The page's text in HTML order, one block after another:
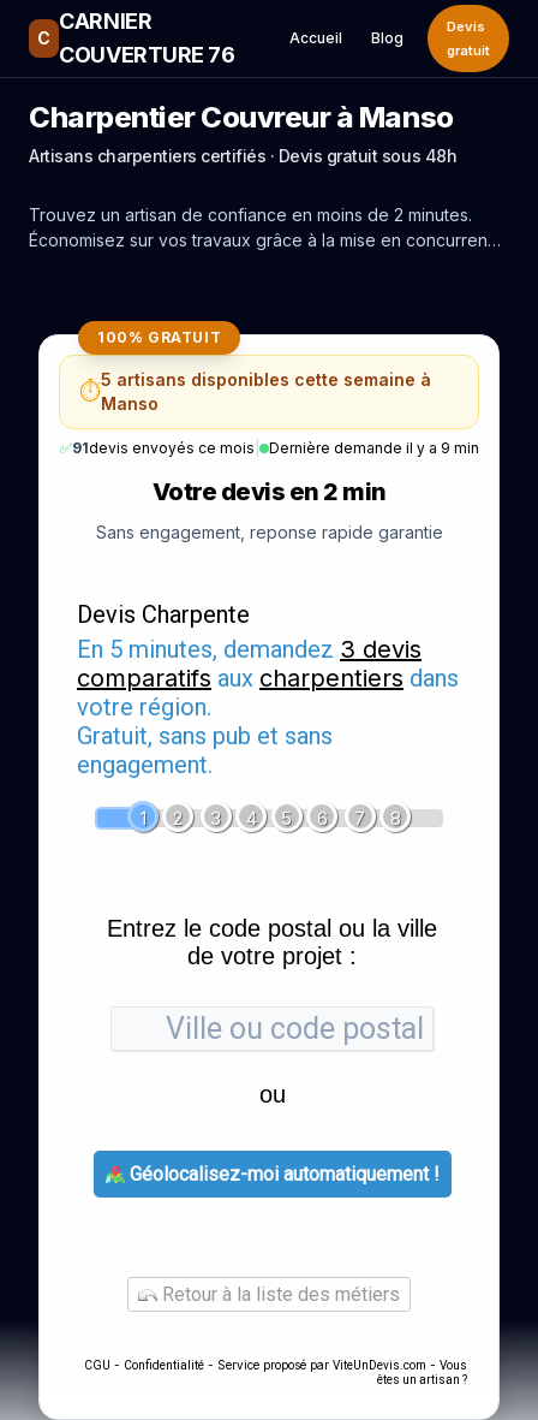
C
CARNIER
COUVERTURE 76
Accueil Blog
Devis
gratuit
Charpentier Couvreur à Manso
Artisans charpentiers certifiés · Devis gratuit sous 48h
Trouvez un artisan de confiance en moins de 2 minutes.
Économisez sur vos travaux grâce à la mise en concurrence
100% GRATUIT
⏱️5 artisans disponibles cette semaine à
Manso
✅91devis envoyés ce mois Dernière demande il y a 9 min
Votre devis en 2 min
Sans engagement, reponse rapide garantie
Devis Charpente
En 5 minutes, demandez 3 devis
comparatifs aux charpentiers dans
votre région.
Gratuit, sans pub et sans
engagement.
1 2 3 4 5 6 7 8
Entrez le code postal ou la ville
de votre projet :
ou
Géolocalisez-moi automatiquement !
Retour à la liste des métiers
CGU - Confidentialité - Service proposé par ViteUnDevis.com - Vous
êtes un artisan ?